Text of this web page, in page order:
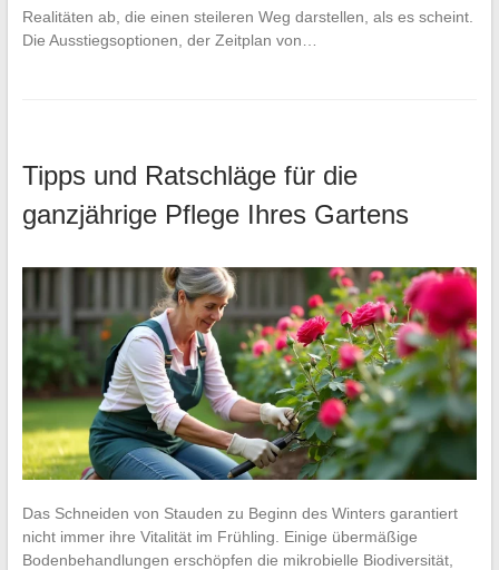
Realitäten ab, die einen steileren Weg darstellen, als es scheint.
Die Ausstiegsoptionen, der Zeitplan von…
Tipps und Ratschläge für die
ganzjährige Pflege Ihres Gartens
Das Schneiden von Stauden zu Beginn des Winters garantiert
nicht immer ihre Vitalität im Frühling. Einige übermäßige
Bodenbehandlungen erschöpfen die mikrobielle Biodiversität,